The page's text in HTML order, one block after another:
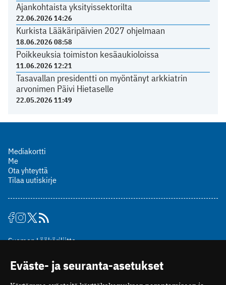
Ajankohtaista yksityissektorilta
22.06.2026 14:26
Kurkista Lääkäripäivien 2027 ohjelmaan
18.06.2026 08:58
Poikkeuksia toimiston kesäaukioloissa
11.06.2026 12:21
Tasavallan presidentti on myöntänyt arkkiatrin
arvonimen Päivi Hietaselle
22.05.2026 11:49
Mediakortti
Me
Ota yhteyttä
Tilaa uutiskirje
Suomen Lääkäriliitto
00510 Helsinki
puh. (09) 393 091
Eväste- ja seuranta-asetukset